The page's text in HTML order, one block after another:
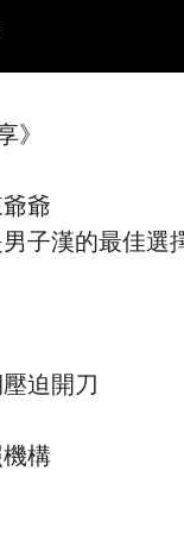
》
爺
子漢的最佳選
迫開刀
構